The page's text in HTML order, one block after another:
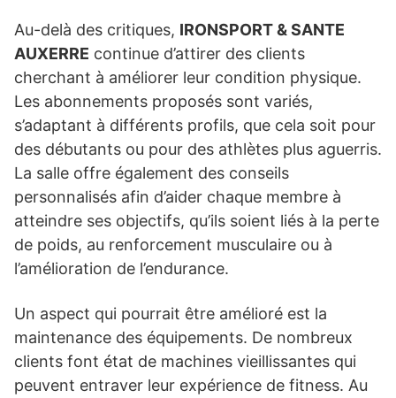
Au-delà des critiques, IRONSPORT & SANTE
AUXERRE continue d’attirer des clients
cherchant à améliorer leur condition physique.
Les abonnements proposés sont variés,
s’adaptant à différents profils, que cela soit pour
des débutants ou pour des athlètes plus aguerris.
La salle offre également des conseils
personnalisés afin d’aider chaque membre à
atteindre ses objectifs, qu’ils soient liés à la perte
de poids, au renforcement musculaire ou à
l’amélioration de l’endurance.
Un aspect qui pourrait être amélioré est la
maintenance des équipements. De nombreux
clients font état de machines vieillissantes qui
peuvent entraver leur expérience de fitness. Au